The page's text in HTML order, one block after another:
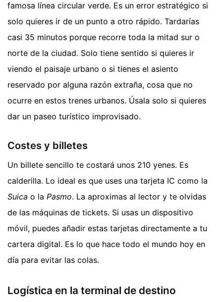
famosa línea circular verde. Es un error estratégico si
solo quieres ir de un punto a otro rápido. Tardarías
casi 35 minutos porque recorre toda la mitad sur o
norte de la ciudad. Solo tiene sentido si quieres ir
viendo el paisaje urbano o si tienes el asiento
reservado por alguna razón extraña, cosa que no
ocurre en estos trenes urbanos. Úsala solo si quieres
dar un paseo turístico improvisado.
Costes y billetes
Un billete sencillo te costará unos 210 yenes. Es
calderilla. Lo ideal es que uses una tarjeta IC como la
Suica o la Pasmo. La aproximas al lector y te olvidas
de las máquinas de tickets. Si usas un dispositivo
móvil, puedes añadir estas tarjetas directamente a tu
cartera digital. Es lo que hace todo el mundo hoy en
día para evitar las colas.
Logística en la terminal de destino